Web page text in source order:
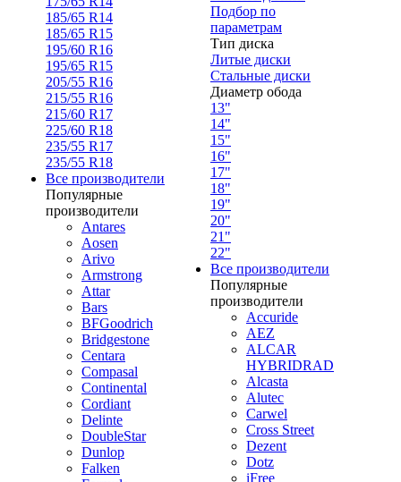
185/65 R14
185/65 R15
195/60 R16
195/65 R15
205/55 R16
215/55 R16
215/60 R17
225/60 R18
235/55 R17
235/55 R18
Все производители
Популярные
производители
Antares
Aosen
Arivo
Armstrong
Attar
Bars
BFGoodrich
Bridgestone
Centara
Compasal
Continental
Cordiant
Delinte
DoubleStar
Dunlop
Falken
Подбор по
параметрам
Тип диска
Литые диски
Стальные диски
Диаметр обода
13"
14"
15"
16"
17"
18"
19"
20"
21"
22"
Все производители
Популярные
производители
Accuride
AEZ
ALCAR
HYBRIDRAD
Alcasta
Alutec
Carwel
Cross Street
Dezent
Dotz
iFree